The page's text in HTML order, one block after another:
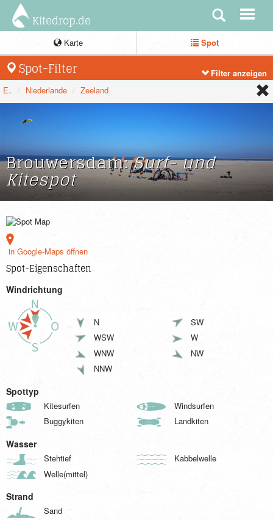
Kitedrop.de
Karte Spot
Spot-Filter
Filter anzeigen
Europa
Niederlande Zeeland
Brouwersdam:Surf- und
Kitespot
in Google-Maps öffnen
Spot-Eigenschaften
Windrichtung
N
SW
WSW
W
WNW
NW
NNW
Spottyp
Kitesurfen
Windsurfen
Buggykiten
Landkiten
Wasser
Stehtief
Kabbelwelle
Welle(mittel)
Strand
Sand